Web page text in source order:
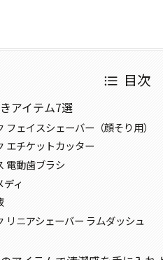
目次
アイテム7選
ェイスシェーバー（顔そり用）
エチケットカッター
電動歯ブラシ
ィ
ニアシェーバー ラムダッシュ